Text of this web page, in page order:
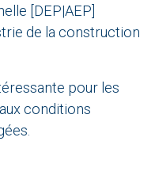
[DEP|AEP]
de la construction
pour les
conditions